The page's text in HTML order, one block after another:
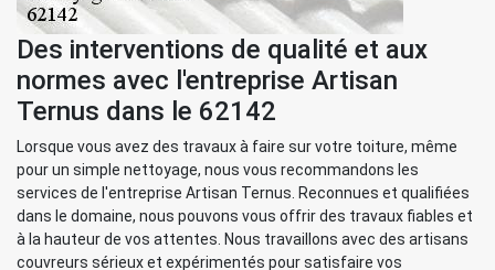
Des interventions de qualité et aux
normes avec l'entreprise Artisan
Ternus dans le 62142
Lorsque vous avez des travaux à faire sur votre toiture, même
pour un simple nettoyage, nous vous recommandons les
services de l'entreprise Artisan Ternus. Reconnues et qualifiées
dans le domaine, nous pouvons vous offrir des travaux fiables et
à la hauteur de vos attentes. Nous travaillons avec des artisans
couvreurs sérieux et expérimentés pour satisfaire vos